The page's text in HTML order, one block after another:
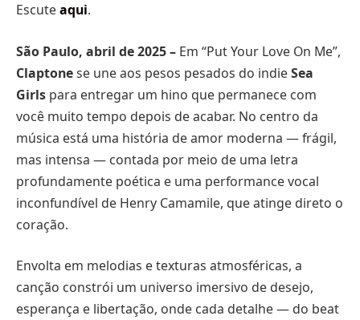
Escuteaqui.
São Paulo, abril de 2025 – Em “Put Your Love On Me”,
Claptonese une aos pesos pesados do indieSea
Girls para entregar um hino que permanece com
você muito tempo depois de acabar. No centro da
música está uma história de amor moderna — frágil,
mas intensa — contada por meio de uma letra
profundamente poética e uma performance vocal
inconfundível de Henry Camamile, que atinge direto o
coração.
Envolta em melodias e texturas atmosféricas, a
canção constrói um universo imersivo de desejo,
esperança e libertação, onde cada detalhe — do beat